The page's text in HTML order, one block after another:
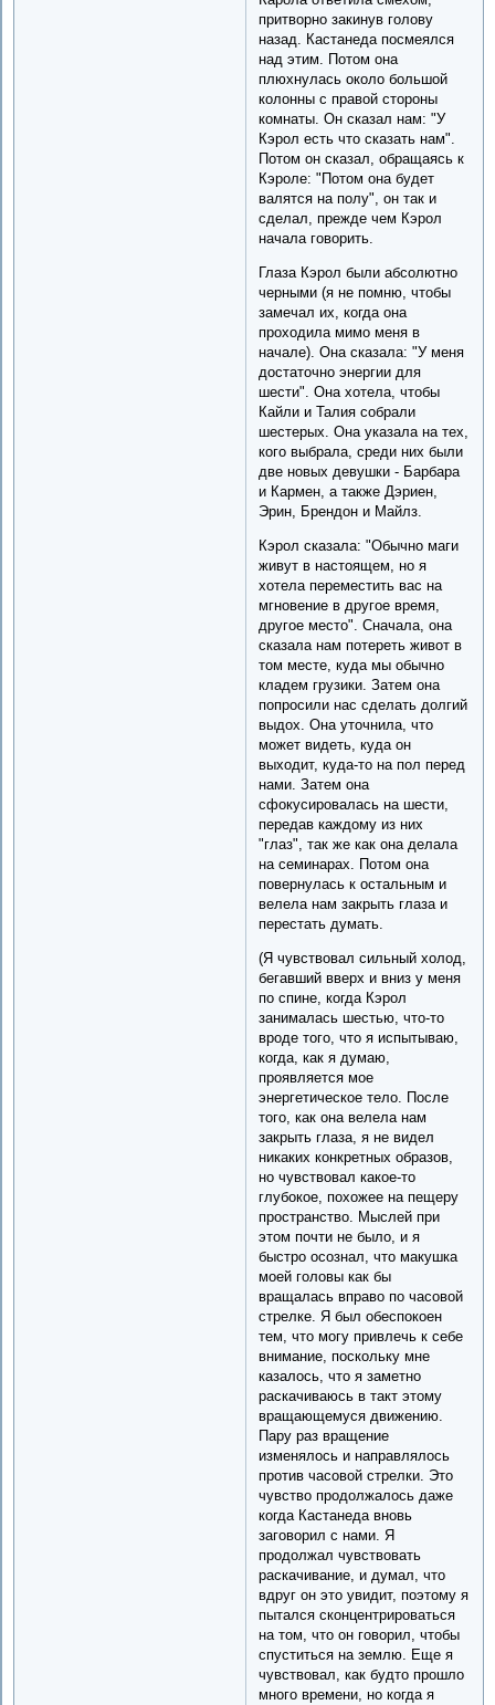
притворно закинув голову
назад. Кастанеда посмеялся
над этим. Потом она
плюхнулась около большой
колонны с правой стороны
комнаты. Он сказал нам: "У
Кэрол есть что сказать нам".
Потом он сказал, обращаясь к
Кэроле: "Потом она будет
валятся на полу", он так и
сделал, прежде чем Кэрол
начала говорить.
Глаза Кэрол были абсолютно
черными (я не помню, чтобы
замечал их, когда она
проходила мимо меня в
начале). Она сказала: "У меня
достаточно энергии для
шести". Она хотела, чтобы
Кайли и Талия собрали
шестерых. Она указала на тех,
кого выбрала, среди них были
две новых девушки - Барбара
и Кармен, а также Дэриен,
Эрин, Брендон и Майлз.
Кэрол сказала: "Обычно маги
живут в настоящем, но я
хотела переместить вас на
мгновение в другое время,
другое место". Сначала, она
сказала нам потереть живот в
том месте, куда мы обычно
кладем грузики. Затем она
попросили нас сделать долгий
выдох. Она уточнила, что
может видеть, куда он
выходит, куда-то на пол перед
нами. Затем она
сфокусировалась на шести,
передав каждому из них
"глаз", так же как она делала
на семинарах. Потом она
повернулась к остальным и
велела нам закрыть глаза и
перестать думать.
(Я чувствовал сильный холод,
бегавший вверх и вниз у меня
по спине, когда Кэрол
занималась шестью, что-то
вроде того, что я испытываю,
когда, как я думаю,
проявляется мое
энергетическое тело. После
того, как она велела нам
закрыть глаза, я не видел
никаких конкретных образов,
но чувствовал какое-то
глубокое, похожее на пещеру
пространство. Мыслей при
этом почти не было, и я
быстро осознал, что макушка
моей головы как бы
вращалась вправо по часовой
стрелке. Я был обеспокоен
тем, что могу привлечь к себе
внимание, поскольку мне
казалось, что я заметно
раскачиваюсь в такт этому
вращающемуся движению.
Пару раз вращение
изменялось и направлялось
против часовой стрелки. Это
чувство продолжалось даже
когда Кастанеда вновь
заговорил с нами. Я
продолжал чувствовать
раскачивание, и думал, что
вдруг он это увидит, поэтому я
пытался сконцентрироваться
на том, что он говорил, чтобы
спуститься на землю. Еще я
чувствовал, как будто прошло
много времени, но когда я